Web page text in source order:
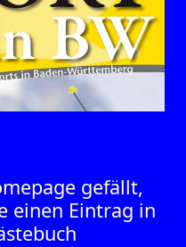
gefällt,
einen Eintrag in